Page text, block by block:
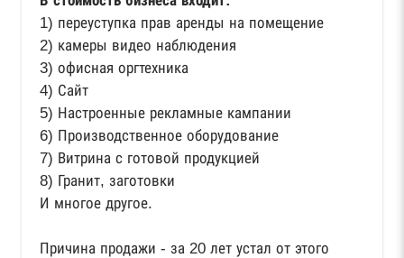
1) переуступка прав аренды на помещение
2) камеры видео наблюдения
3) офисная оргтехника
4) Сайт
5) Настроенные рекламные кампании
6) Производственное оборудование
7) Витрина с готовой продукцией
8) Гранит, заготовки
И многое другое.
Причина продажи - за 20 лет устал от этого